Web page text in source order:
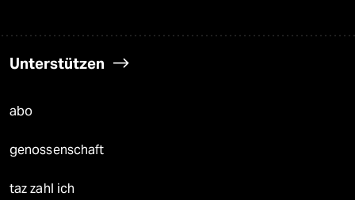
Unterstützen
abo
genossenschaft
taz zahl ich